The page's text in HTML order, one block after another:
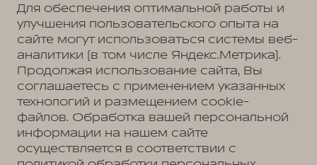
Для обеспечения оптимальной работы и
улучшения пользовательского опыта на
сайте могут использоваться системы веб-
аналитики (в том числе Яндекс.Метрика).
Продолжая использование сайта, Вы
соглашаетесь с применением указанных
технологий и размещением cookie-
файлов. Обработка вашей персональной
информации на нашем сайте
осуществляется в соответствии с